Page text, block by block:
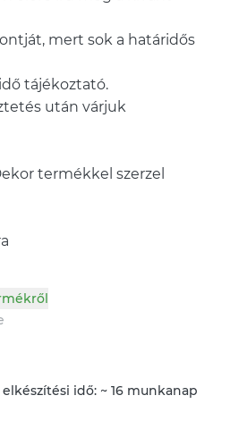
mert sok a határidős
tájékoztató.
után várjuk
termékkel szerzel
idő: ~ 16 munkanap